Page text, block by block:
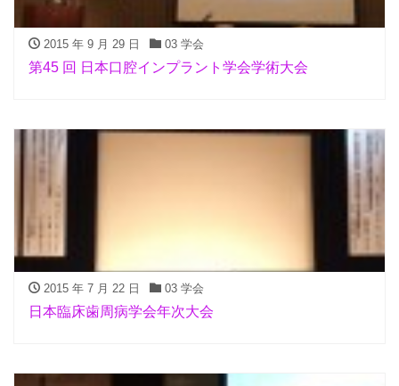
2015 年 9 月 29 日 03 学会
第45 回 日本口腔インプラント学会学術大会
2015 年 7 月 22 日 03 学会
日本臨床歯周病学会年次大会